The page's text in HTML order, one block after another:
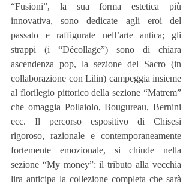
“Fusioni”, la sua forma estetica più
innovativa, sono dedicate agli eroi del
passato e raffigurate nell’arte antica; gli
strappi (i “Décollage”) sono di chiara
ascendenza pop, la sezione del Sacro (in
collaborazione con Lilin) campeggia insieme
al florilegio pittorico della sezione “Matrem”
che omaggia Pollaiolo, Bougureau, Bernini
ecc. Il percorso espositivo di Chisesi
rigoroso, razionale e contemporaneamente
fortemente emozionale, si chiude nella
sezione “My money”: il tributo alla vecchia
lira anticipa la collezione completa che sarà